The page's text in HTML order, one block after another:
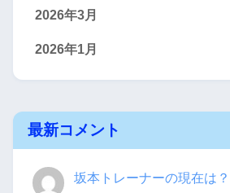
2026年3月
2026年1月
最新コメント
坂本トレーナーの現在は